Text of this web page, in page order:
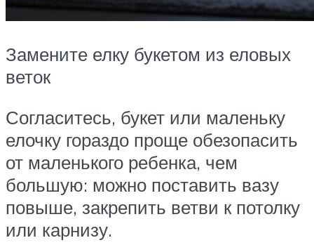
Замените елку букетом из еловых
веток
Согласитесь, букет или маленьку
елочку гораздо проще обезопасить
от маленького ребенка, чем
большую: можно поставить вазу
повыше, закрепить ветви к потолку
или карнизу.